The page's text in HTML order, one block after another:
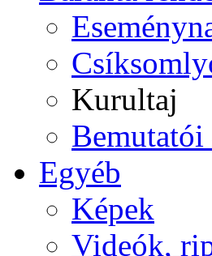
Kurultaj
Bemutatói
Egyéb
Képek
Videók,